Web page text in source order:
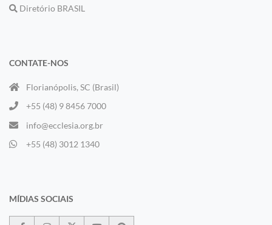
Diretório BRASIL
CONTATE-NOS
Florianópolis, SC (Brasil)
+55 (48) 9 8456 7000
info@ecclesia.org.br
+55 (48) 3012 1340
MÍDIAS SOCIAIS